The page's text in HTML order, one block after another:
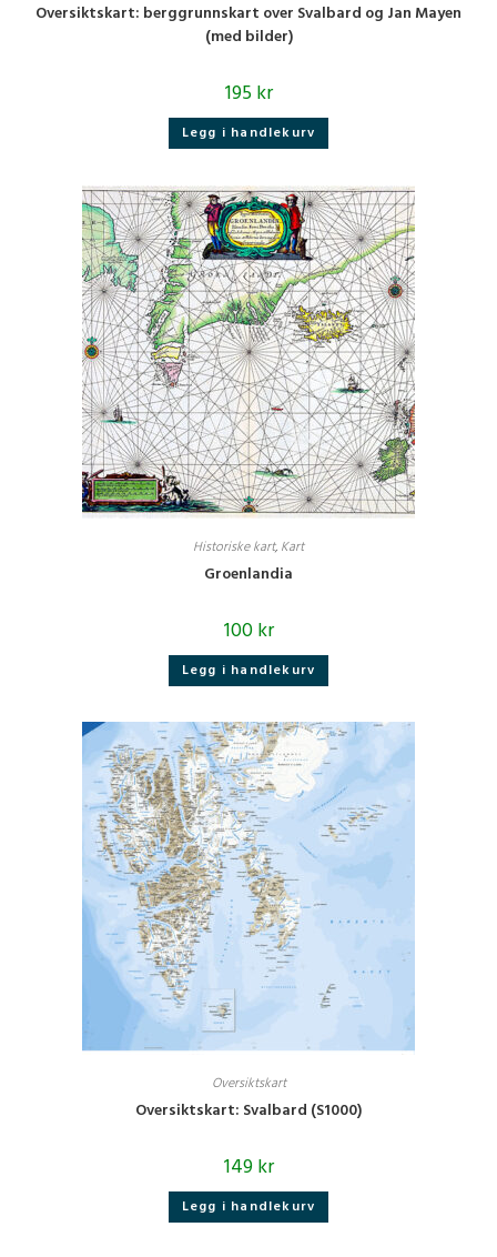
Oversiktskart: berggrunnskart over Svalbard og Jan Mayen
(med bilder)
195kr
Legg i handlekurv
Historiske kart, Kart
Groenlandia
100kr
Legg i handlekurv
Oversiktskart
Oversiktskart: Svalbard (S1000)
149kr
Legg i handlekurv